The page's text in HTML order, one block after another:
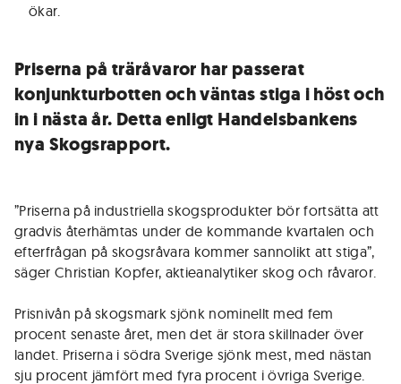
ökar.
Priserna på träråvaror har passerat
konjunkturbotten och väntas stiga i höst och
in i nästa år. Detta enligt Handelsbankens
nya Skogsrapport.
”Priserna på industriella skogsprodukter bör fortsätta att
gradvis återhämtas under de kommande kvartalen och
efterfrågan på skogsråvara kommer sannolikt att stiga”,
säger Christian Kopfer, aktieanalytiker skog och råvaror.
Prisnivån på skogsmark sjönk nominellt med fem
procent senaste året, men det är stora skillnader över
landet. Priserna i södra Sverige sjönk mest, med nästan
sju procent jämfört med fyra procent i övriga Sverige.